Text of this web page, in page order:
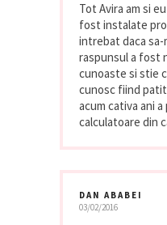
Tot Avira am si
fost instalate
intrebat daca sa-
raspunsul a fost
cunoaste si stie
cunosc fiind
acum cativa ani
calculatoare din
DAN ABABEI
03/02/2016